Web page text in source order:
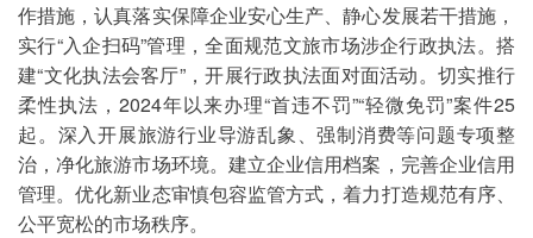
作措施，认真落实保障企业安心生产、静心发展若干措施，
实行“入企扫码”管理，全面规范文旅市场涉企行政执法。搭
建“文化执法会客厅”，开展行政执法面对面活动。切实推行
柔性执法，2024年以来办理“首违不罚”“轻微免罚”案件25
起。深入开展旅游行业导游乱象、强制消费等问题专项整
治，净化旅游市场环境。建立企业信用档案，完善企业信用
管理。优化新业态审慎包容监管方式，着力打造规范有序、
公平宽松的市场秩序。